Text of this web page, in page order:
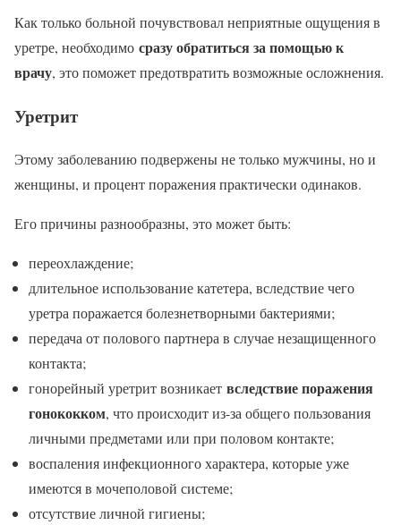
Как только больной почувствовал неприятные ощущения в
уретре, необходимо сразу обратиться за помощью к
врачу, это поможет предотвратить возможные осложнения.
Уретрит
Этому заболеванию подвержены не только мужчины, но и
женщины, и процент поражения практически одинаков.
Его причины разнообразны, это может быть:
переохлаждение;
длительное использование катетера, вследствие чего
уретра поражается болезнетворными бактериями;
передача от полового партнера в случае незащищенного
контакта;
гонорейный уретрит возникает вследствие поражения
гонококком, что происходит из-за общего пользования
личными предметами или при половом контакте;
воспаления инфекционного характера, которые уже
имеются в мочеполовой системе;
отсутствие личной гигиены;